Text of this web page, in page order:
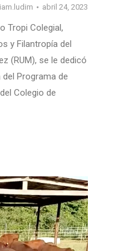
abril 24, 2023
Tropi Colegial,
y Filantropía del
(RUM), se le dedicó
Programa de
Colegio de